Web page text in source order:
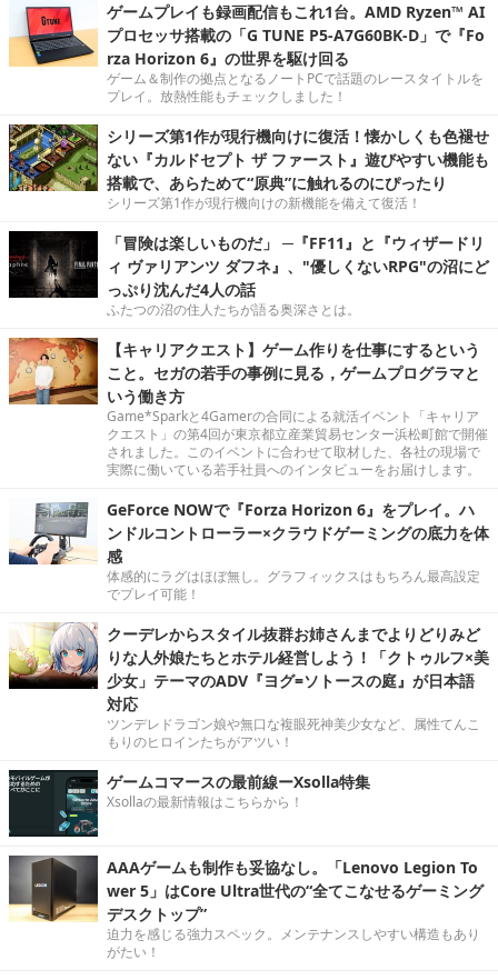
ゲームプレイも録画配信もこれ1台。AMD Ryzen™ AI
プロセッサ搭載の「G TUNE P5-A7G60BK-D」で『Fo
rza Horizon 6』の世界を駆け回る
ゲーム＆制作の拠点となるノートPCで話題のレースタイトルを
プレイ。放熱性能もチェックしました！
シリーズ第1作が現行機向けに復活！懐かしくも色褪せ
ない『カルドセプト ザ ファースト』遊びやすい機能も
搭載で、あらためて“原典”に触れるのにぴったり
シリーズ第1作が現行機向けの新機能を備えて復活！
「冒険は楽しいものだ」 ─『FF11』と『ウィザードリ
ィ ヴァリアンツ ダフネ』、"優しくないRPG"の沼にど
っぷり沈んだ4人の話
ふたつの沼の住人たちが語る奥深さとは。
【キャリアクエスト】ゲーム作りを仕事にするという
こと。セガの若手の事例に見る，ゲームプログラマと
いう働き方
Game*Sparkと4Gamerの合同による就活イベント「キャリア
クエスト」の第4回が東京都立産業貿易センター浜松町館で開催
されました。このイベントに合わせて取材した、各社の現場で
実際に働いている若手社員へのインタビューをお届けします。
GeForce NOWで『Forza Horizon 6』をプレイ。ハ
ンドルコントローラー×クラウドゲーミングの底力を体
感
体感的にラグはほぼ無し。グラフィックスはもちろん最高設定
でプレイ可能！
クーデレからスタイル抜群お姉さんまでよりどりみど
りな人外娘たちとホテル経営しよう！「クトゥルフ×美
少女」テーマのADV『ヨグ=ソトースの庭』が日本語
対応
ツンデレドラゴン娘や無口な複眼死神美少女など、属性てんこ
もりのヒロインたちがアツい！
ゲームコマースの最前線ーXsolla特集
Xsollaの最新情報はこちらから！
AAAゲームも制作も妥協なし。「Lenovo Legion To
wer 5」はCore Ultra世代の“全てこなせるゲーミング
デスクトップ”
迫力を感じる強力スペック。メンテナンスしやすい構造もあり
がたい！